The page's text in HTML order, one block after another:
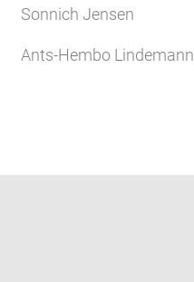
Sonnich Jensen
Ants-Hembo Lindemann